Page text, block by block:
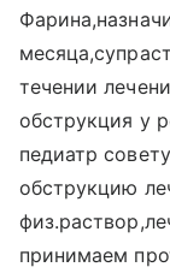
течении
обструкция у
педиатр
обструкцию
принимаем